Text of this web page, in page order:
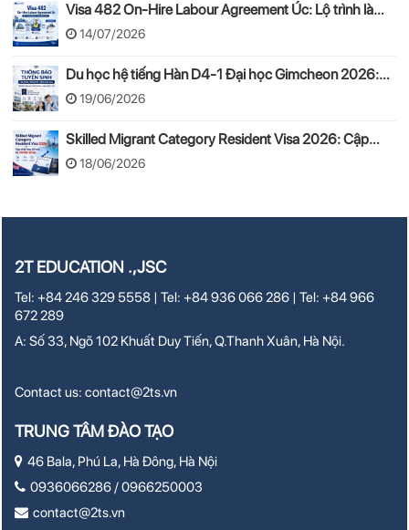
Visa 482 On-Hire Labour Agreement Úc: Lộ trình làm
việc hợp pháp theo mô hình On-Hire
14/07/2026
Du học hệ tiếng Hàn D4-1 Đại học Gimcheon 2026:
Tuyển sinh, chi phí, hồ sơ
19/06/2026
Skilled Migrant Category Resident Visa 2026: Cập
nhật thay đổi mới từ 24/08/2026
18/06/2026
2T EDUCATION .,JSC
Tel: +84 246 329 5558 | Tel: +84 936 066 286 | Tel: +84 966
672 289
A: Số 33, Ngõ 102 Khuất Duy Tiến, Q.Thanh Xuân, Hà Nội.
Contact us:contact@2ts.vn
TRUNG TÂM ĐÀO TẠO
46 Bala, Phú La, Hà Đông, Hà Nội
0936066286 / 0966250003
contact@2ts.vn